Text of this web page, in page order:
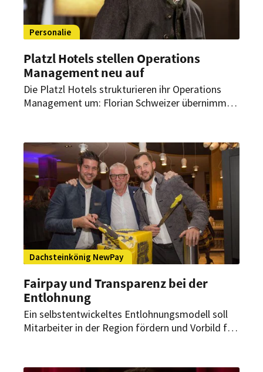
Personalie
Platzl Hotels stellen Operations
Management neu auf
Die Platzl Hotels strukturieren ihr Operations
Management um: Florian Schweizer übernimmt
weiter optimieren.
Dachsteinkönig NewPay
Fairpay und Transparenz bei der
Entlohnung
Ein selbstentwickeltes Entlohnungsmodell soll
Mitarbeiter in der Region fördern und Vorbild für